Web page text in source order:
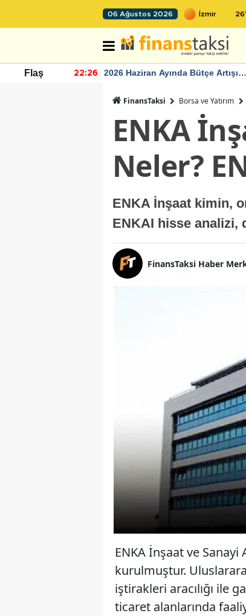
06 Ağustos 2026 26
Flaş 22:26
2026 Haziran Ayında Bütçe Artışı
FinansTaksi Borsa ve Yatırım
ENKA
Neler?
ENKA İnşaat kimin,
ENKAI hisse analizi,
FinansTaksi Haber
ENKA İnşaat ve Sanayi
kurulmuştur.
iştirakleri aracılığı ile
ticaret alanlarında